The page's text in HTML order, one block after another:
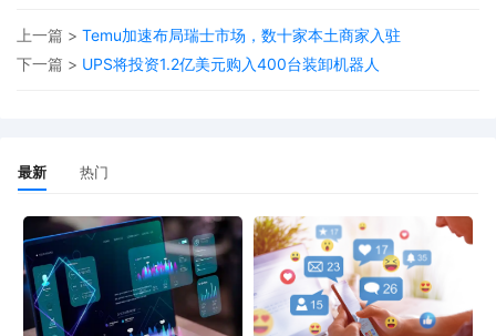
上一篇 > Temu加速布局瑞士市场，数十家本土商家入驻
下一篇 > UPS将投资1.2亿美元购入400台装卸机器人
最新 热门